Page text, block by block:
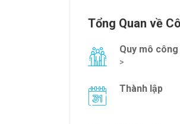
Tổng Quan về
Quy mô
>
Thành lập